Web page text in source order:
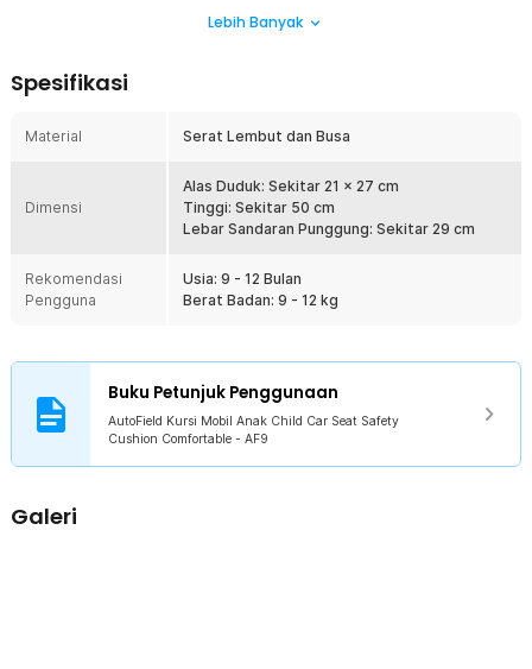
Sistem Perlindungan 5 Titik
Anda membutuhkan kursi mobil anak dari
perlindungan di 5 titik sekaligus, meliputi area dada, punggung, dan
Empuk dan Meredam Benturan
Untuk meredam benturan, AutoField melapisi kursi mobil anak ini
dengan busa empuk. Risiko akibat benturan di area kepala, leher,
juga dapat memberikan kenyamanan lebih saat duduk dan
bersandar.
membuat anak merasa nyaman dan tidak tertekan. Terlebih lagi,
serat yang digunakan juga lembut yang dapat
memberikan kenyamanan saat bersentuhan dengan kulit.
Kelonggaran Sabuk Dapat Diatur
kurang nyaman. Itulah mengapa car seat anak ini dibekali tali yang
Lebih Banyak
Spesifikasi
Material Serat Lembut dan Busa
Dimensi
Alas Duduk: Sekitar 21 x 27 cm
Tinggi: Sekitar 50 cm
Lebar Sandaran Punggung: Sekitar 29 cm
Rekomendasi
Pengguna
Usia: 9 - 12 Bulan
Berat Badan: 9 - 12 kg
Buku Petunjuk Penggunaan
AutoField Kursi Mobil Anak Child Car Seat Safety
Cushion Comfortable - AF9
Galeri